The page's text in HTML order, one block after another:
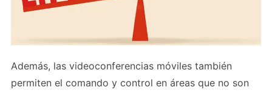
Además, las videoconferencias móviles también
permiten el comando y control en áreas que no son